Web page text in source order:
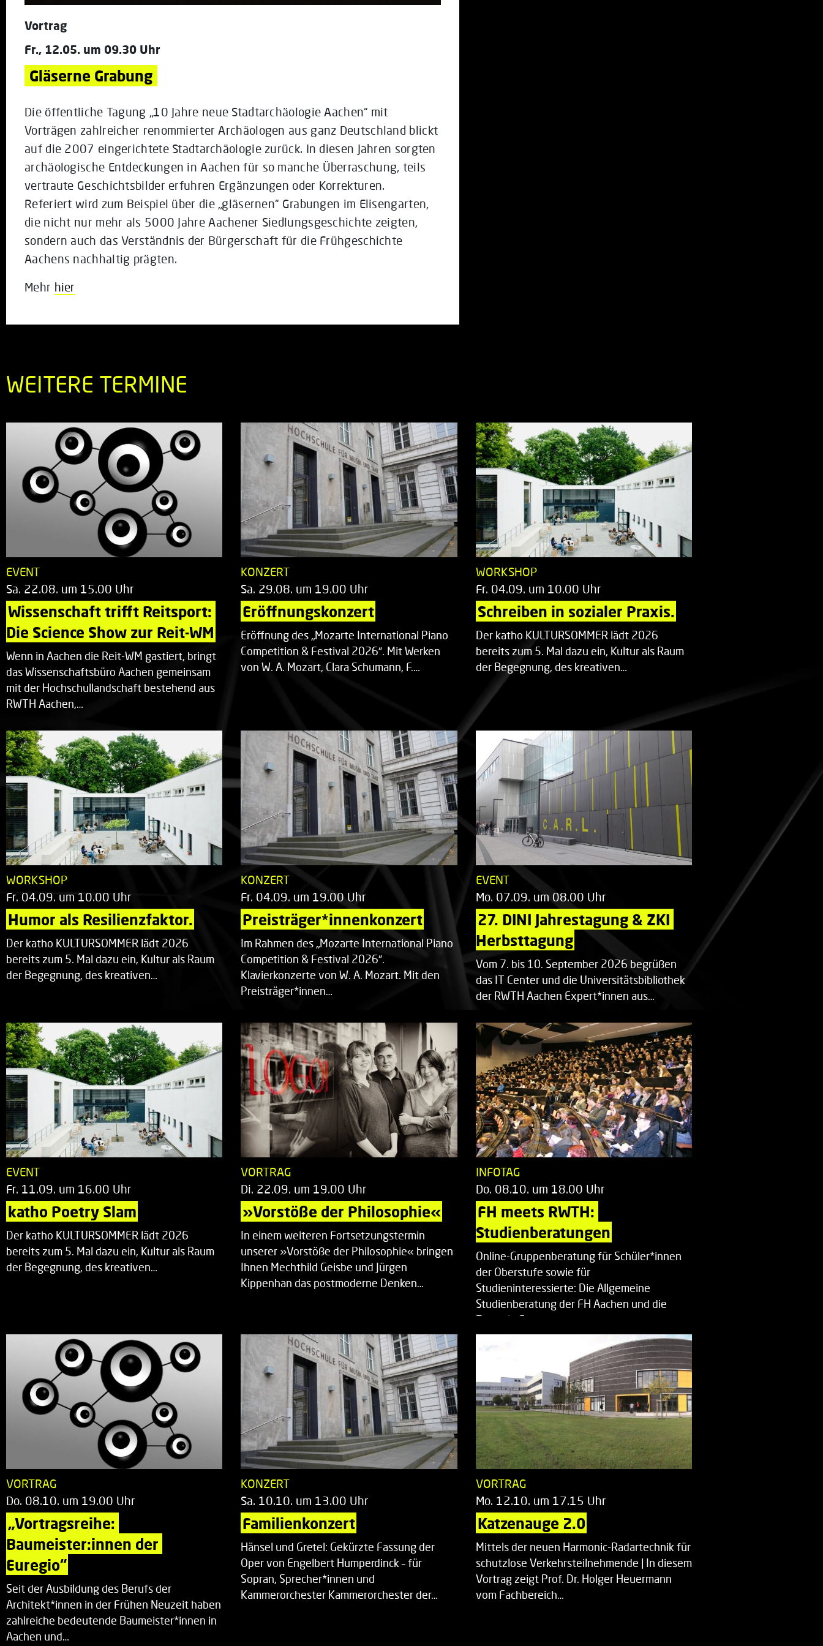
Vortrag
Fr., 12.05. um 09.30 Uhr
Gläserne Grabung
Die öffentliche Tagung „10 Jahre neue Stadtarchäologie Aachen“ mit
Vorträgen zahlreicher renommierter Archäologen aus ganz Deutschland blickt
auf die 2007 eingerichtete Stadtarchäologie zurück. In diesen Jahren sorgten
archäologische Entdeckungen in Aachen für so manche Überraschung, teils
vertraute Geschichtsbilder erfuhren Ergänzungen oder Korrekturen.
Referiert wird zum Beispiel über die „gläsernen“ Grabungen im Elisengarten,
die nicht nur mehr als 5000 Jahre Aachener Siedlungsgeschichte zeigten,
sondern auch das Verständnis der Bürgerschaft für die Frühgeschichte
Aachens nachhaltig prägten.
Mehr hier
WEITERE TERMINE
EVENT
Sa. 22.08. um 15.00 Uhr
Wissenschaft trifft Reitsport:
Die Science Show zur Reit-WM
Wenn in Aachen die Reit-WM gastiert, bringt
das Wissenschaftsbüro Aachen gemeinsam
mit der Hochschullandschaft bestehend aus
RWTH Aachen,…
KONZERT
Sa. 29.08. um 19.00 Uhr
Eröffnungskonzert
Eröffnung des „Mozarte International Piano
Competition & Festival 2026“. Mit Werken
von W. A. Mozart, Clara Schumann, F.…
WORKSHOP
Fr. 04.09. um 10.00 Uhr
Schreiben in sozialer Praxis.
Der katho KULTURSOMMER lädt 2026
bereits zum 5. Mal dazu ein, Kultur als Raum
der Begegnung, des kreativen…
WORKSHOP
Fr. 04.09. um 10.00 Uhr
Humor als Resilienzfaktor.
Der katho KULTURSOMMER lädt 2026
bereits zum 5. Mal dazu ein, Kultur als Raum
der Begegnung, des kreativen…
KONZERT
Fr. 04.09. um 19.00 Uhr
Preisträger*innenkonzert
Im Rahmen des „Mozarte International Piano
Competition & Festival 2026“.
Klavierkonzerte von W. A. Mozart. Mit den
Preisträger*innen…
EVENT
Mo. 07.09. um 08.00 Uhr
27. DINI Jahrestagung & ZKI
Herbsttagung
Vom 7. bis 10. September 2026 begrüßen
das IT Center und die Universitätsbibliothek
der RWTH Aachen Expert*innen aus…
EVENT
Fr. 11.09. um 16.00 Uhr
katho Poetry Slam
Der katho KULTURSOMMER lädt 2026
bereits zum 5. Mal dazu ein, Kultur als Raum
der Begegnung, des kreativen…
VORTRAG
Di. 22.09. um 19.00 Uhr
»Vorstöße der Philosophie«
In einem weiteren Fortsetzungstermin
unserer »Vorstöße der Philosophie« bringen
Ihnen Mechthild Geisbe und Jürgen
Kippenhan das postmoderne Denken…
INFOTAG
Do. 08.10. um 18.00 Uhr
FH meets RWTH:
Studienberatungen
Online-Gruppenberatung für Schüler*innen
der Oberstufe sowie für
Studieninteressierte: Die Allgemeine
Studienberatung der FH Aachen und die
Zentrale Studienberatung…
VORTRAG
Do. 08.10. um 19.00 Uhr
„Vortragsreihe:
Baumeister:innen der
Euregio“
Seit der Ausbildung des Berufs der
Architekt*innen in der Frühen Neuzeit haben
zahlreiche bedeutende Baumeister*innen in
Aachen und…
KONZERT
Sa. 10.10. um 13.00 Uhr
Familienkonzert
Hänsel und Gretel: Gekürzte Fassung der
Oper von Engelbert Humperdinck – für
Sopran, Sprecher*innen und
Kammerorchester Kammerorchester der…
VORTRAG
Mo. 12.10. um 17.15 Uhr
Katzenauge 2.0
Mittels der neuen Harmonic-Radartechnik für
schutzlose Verkehrsteilnehmende | In diesem
Vortrag zeigt Prof. Dr. Holger Heuermann
vom Fachbereich…